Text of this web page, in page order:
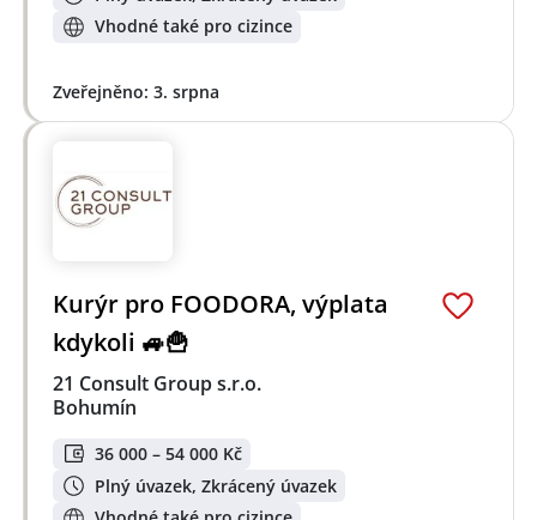
Vhodné také pro cizince
Zveřejněno: 3. srpna
Kurýr pro FOODORA, výplata
kdykoli 🚙🍟
21 Consult Group s.r.o.
Bohumín
36 000 – 54 000 Kč
Plný úvazek, Zkrácený úvazek